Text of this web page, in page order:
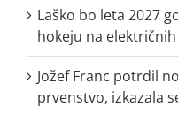
Laško bo leta 2027
hokeju na
Jožef Franc potrdil
prvenstvo, izkazala